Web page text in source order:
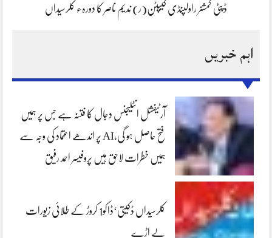
ڈپٹی کمشنر راولپنڈی کیپٹن(ر) ندیم ناصر کا دورہء کلرسیداں
اہم خبریں
آرٹیفشل انٹلیجنس دجال کا فتنہ ہے جس پر ہمیں
فتح حاصل ہو گی،AI پر اندھے اعتماد کی وجہ سے
ہمیں خطرات لاحق ہیں پروفیسر احمد رفیق
کلرسیداں ڈکیتی‘ڈاکو1 کروڑ کے طلائی زیورات
لے اڑے